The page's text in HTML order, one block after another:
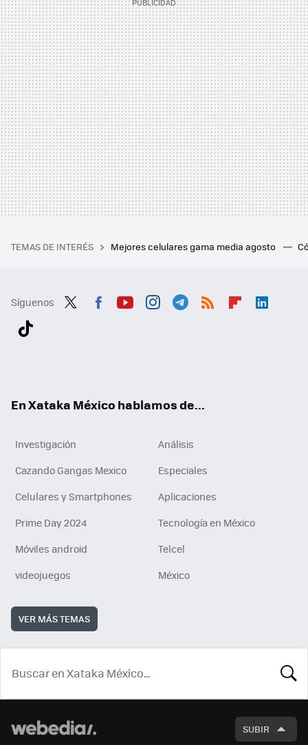
TEMAS DE INTERÉS Mejores celulares gama media agosto
Síguenos
En Xataka México hablamos de...
Investigación
Análisis
Cazando Gangas Mexico
Especiales
Celulares y Smartphones
Aplicaciones
Prime Day 2024
Tecnología en México
Móviles android
Telcel
videojuegos
México
VER MÁS TEMAS
SUBIR